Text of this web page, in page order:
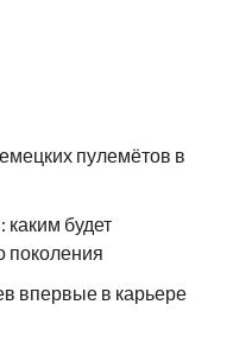
пулемётов в
будет
поколения
впервые в карьере